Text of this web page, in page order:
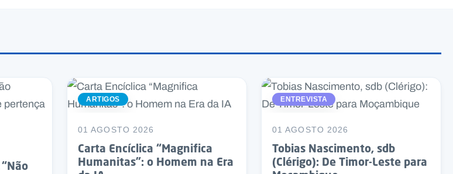
ARTIGOS
01 AGOSTO 2026
Carta Encíclica “Magnifica
Humanitas”: o Homem na Era
ENTREVISTA
01 AGOSTO 2026
Tobias Nascimento, sdb
(Clérigo): De Timor-Leste para